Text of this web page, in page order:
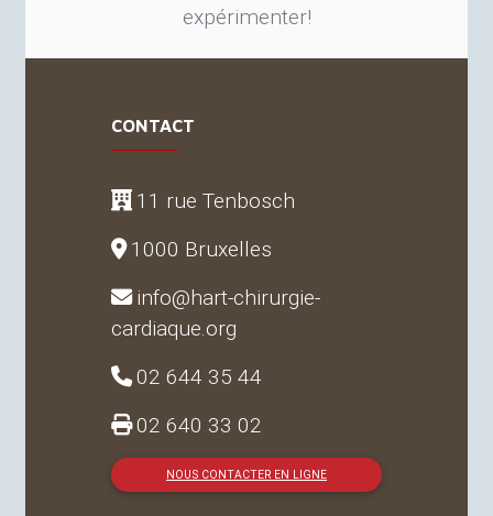
expérimenter!
CONTACT
11 rue Tenbosch
1000 Bruxelles
info@hart-chirurgie-
cardiaque.org
02 644 35 44
02 640 33 02
NOUS CONTACTER EN LIGNE